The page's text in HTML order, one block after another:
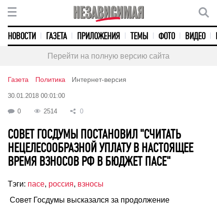
НОВОСТИ ГАЗЕТА ПРИЛОЖЕНИЯ ТЕМЫ ФОТО ВИДЕО
Перейти на полную версию сайта
Газета Политика Интернет-версия
30.01.2018 00:01:00
0 2514 0
СОВЕТ ГОСДУМЫ ПОСТАНОВИЛ "СЧИТАТЬ
НЕЦЕЛЕСООБРАЗНОЙ УПЛАТУ В НАСТОЯЩЕЕ
ВРЕМЯ ВЗНОСОВ РФ В БЮДЖЕТ ПАСЕ"
Тэги: пасе, россия, взносы
Совет Госдумы высказался за продолжение